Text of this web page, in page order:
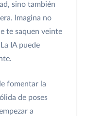
sino también
Imagina no
te saquen veinte
IA puede
fomentar la
de poses
a